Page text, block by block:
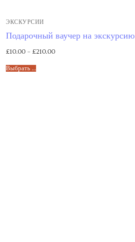
Места встречи
Запланированные курсы
Будущие уроки
ЭКСКУРСИИ
Подарочный ваучер на экскурсию
£10.00 – £210.00
Выбрать ...